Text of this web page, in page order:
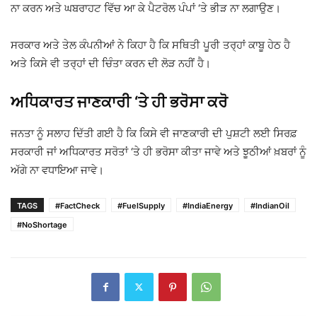
ਨਾ ਕਰਨ ਅਤੇ ਘਬਰਾਹਟ ਵਿੱਚ ਆ ਕੇ ਪੈਟਰੋਲ ਪੰਪਾਂ ‘ਤੇ ਭੀੜ ਨਾ ਲਗਾਉਣ।
ਸਰਕਾਰ ਅਤੇ ਤੇਲ ਕੰਪਨੀਆਂ ਨੇ ਕਿਹਾ ਹੈ ਕਿ ਸਥਿਤੀ ਪੂਰੀ ਤਰ੍ਹਾਂ ਕਾਬੂ ਹੇਠ ਹੈ
ਅਤੇ ਕਿਸੇ ਵੀ ਤਰ੍ਹਾਂ ਦੀ ਚਿੰਤਾ ਕਰਨ ਦੀ ਲੋੜ ਨਹੀਂ ਹੈ।
ਅਧਿਕਾਰਤ ਜਾਣਕਾਰੀ ‘ਤੇ ਹੀ ਭਰੋਸਾ ਕਰੋ
ਜਨਤਾ ਨੂੰ ਸਲਾਹ ਦਿੱਤੀ ਗਈ ਹੈ ਕਿ ਕਿਸੇ ਵੀ ਜਾਣਕਾਰੀ ਦੀ ਪੁਸ਼ਟੀ ਲਈ ਸਿਰਫ਼
ਸਰਕਾਰੀ ਜਾਂ ਅਧਿਕਾਰਤ ਸਰੋਤਾਂ ‘ਤੇ ਹੀ ਭਰੋਸਾ ਕੀਤਾ ਜਾਵੇ ਅਤੇ ਝੂਠੀਆਂ ਖ਼ਬਰਾਂ ਨੂੰ
ਅੱਗੇ ਨਾ ਵਧਾਇਆ ਜਾਵੇ।
TAGS #FactCheck #FuelSupply #IndiaEnergy
#IndianOil
#NoShortage